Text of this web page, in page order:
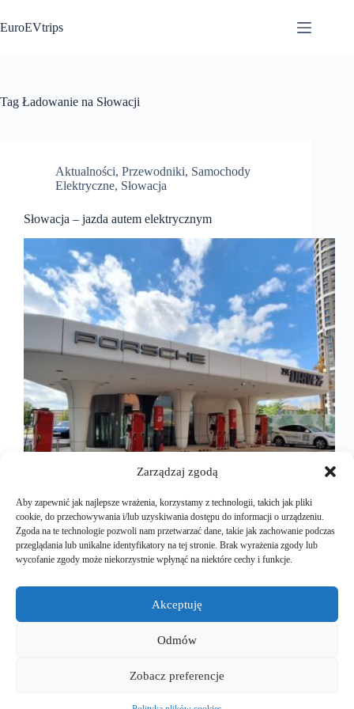
Zarządzaj zgodą
Aby zapewnić jak najlepsze wrażenia, korzystamy z technologii, takich jak pliki
cookie, do przechowywania i/lub uzyskiwania dostępu do informacji o urządzeniu.
Zgoda na te technologie pozwoli nam przetwarzać dane, takie jak zachowanie podczas
przeglądania lub unikalne identyfikatory na tej stronie. Brak wyrażenia zgody lub
wycofanie zgody może niekorzystnie wpłynąć na niektóre cechy i funkcje.
Akceptuję
Odmów
Zobacz preferencje
do
treści
EuroEVtrips
Tag Ładowanie na Słowacji
Aktualności, Przewodniki, Samochody
Elektryczne, Słowacja
Słowacja – jazda autem elektrycznym
Świetnie! Czas na kolejny odcinek naszej serii. Tym
może zaskoczyć nie tylko Tatrami, ale i solidną
infrastrukturą dla aut elektrycznych. Oto kilku
kluczowych operatorów ładowania, którzy dominują
2025-04-23